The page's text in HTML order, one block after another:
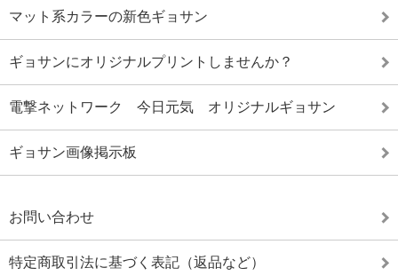
マット系カラーの新色ギョサン
ギョサンにオリジナルプリントしませんか？
電撃ネットワーク 今日元気 オリジナルギョサン
ギョサン画像掲示板
お問い合わせ
特定商取引法に基づく表記（返品など）